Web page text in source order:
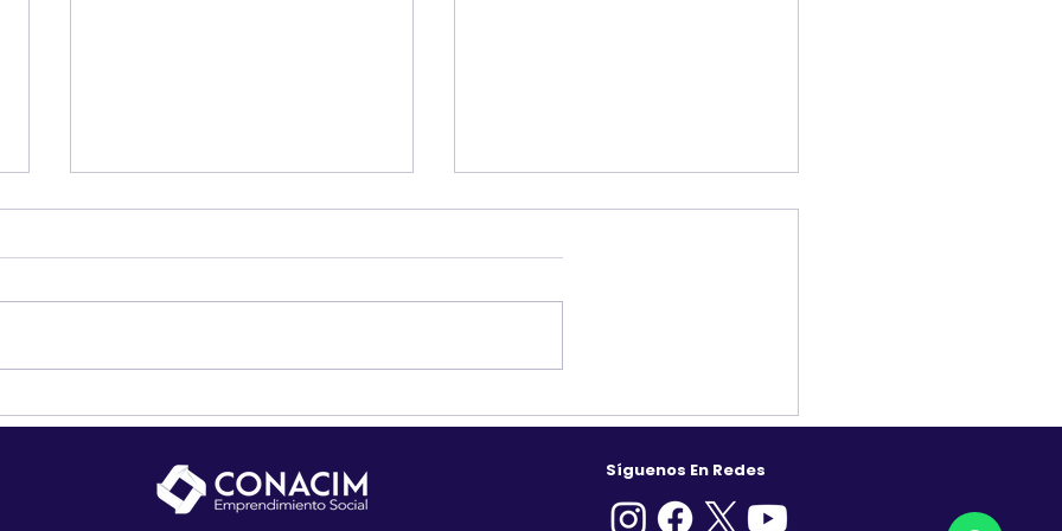
Donaciones del FMAM
fortalecer proyectos
comunitarios y ambientales
oportunidad para fortalecer el
Síguenos En Redes